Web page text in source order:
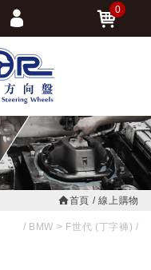
首頁 線上購物
BMW F世代 (丁字褲)
0